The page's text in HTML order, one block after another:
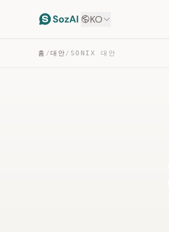
KO
홈 /대안 / SONIX 대안